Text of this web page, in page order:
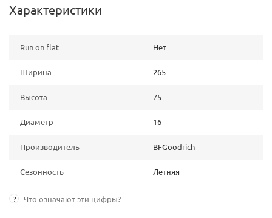
Характеристики
Run on flat Нет
Ширина 265
Высота 75
Диаметр 16
Производитель BFGoodrich
Сезонность Летняя
? Что означают эти цифры?